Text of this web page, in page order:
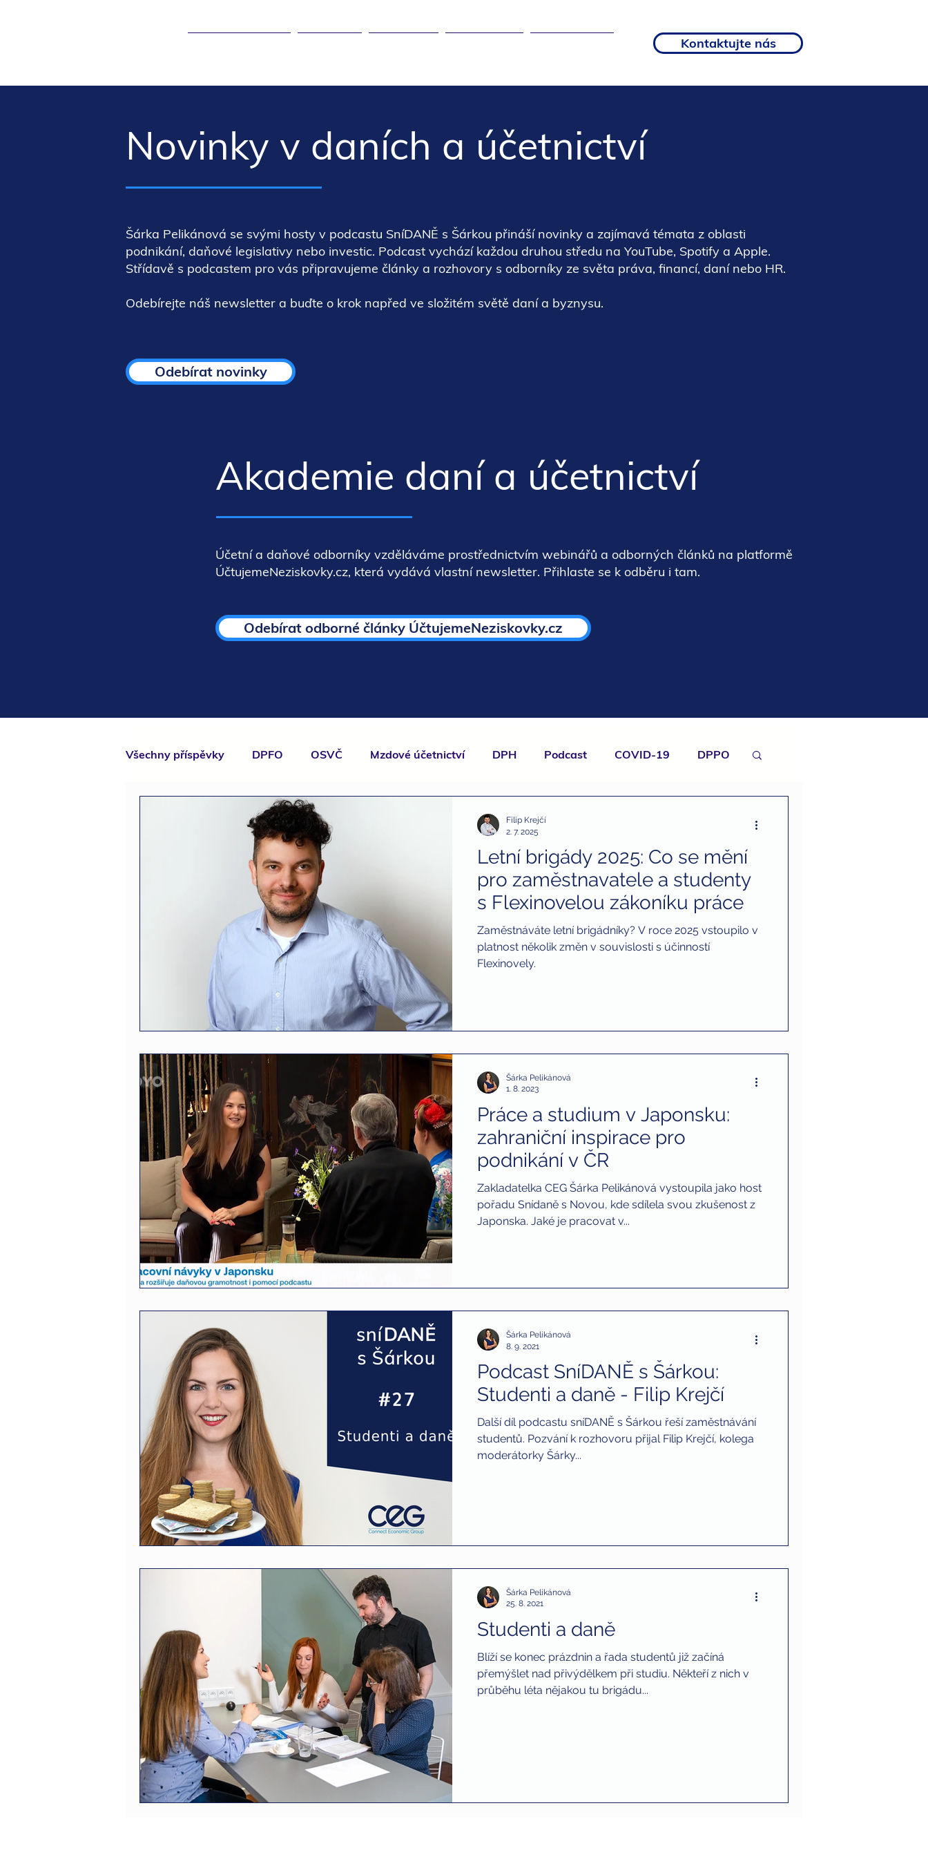
Kontaktujte nás
Novinky v daních a účetnictví
Šárka Pelikánová se svými hosty v podcastu SníDANĚ s Šárkou přináší novinky a zajímavá témata z oblasti
podnikání, daňové legislativy nebo investic. Podcast vychází každou druhou středu na YouTube, Spotify a Apple.
Střídavě s podcastem pro vás připravujeme články a rozhovory s odborníky ze světa práva, financí, daní nebo HR.
Odebírejte náš newsletter a buďte o krok napřed ve složitém světě daní a byznysu.
Odebírat novinky
Akademie daní a účetnictví
Účetní a daňové odborníky vzděláváme prostřednictvím webinářů a odborných článků na platformě
ÚčtujemeNeziskovky.cz, která vydává vlastní newsletter. Přihlaste se k odběru i tam.
Odebírat odborné články ÚčtujemeNeziskovky.cz
Všechny příspěvky DPFO OSVČ Mzdové účetnictví DPH Podcast COVID-19 DPPO
NNO S.R.O.
kompenzace finanční poradenství finanční gramotnost
rozvojový program studenti brigády a daně
zdravotní postižení zaměstnávání zdravotně postižených
Letní brigády 2025: Co se mění
pro zaměstnavatele a studenty
s Flexinovelou zákoníku práce
Zaměstnáváte letní brigádníky? V roce 2025 vstoupilo v
platnost několik změn v souvislosti s účinností
Flexinovely.
Filip Krejčí
2. 7. 2025
Práce a studium v Japonsku:
zahraniční inspirace pro
podnikání v ČR
Zakladatelka CEG Šárka Pelikánová vystoupila jako host
pořadu Snídaně s Novou, kde sdílela svou zkušenost z
Japonska. Jaké je pracovat v...
Šárka Pelikánová
1. 8. 2023
Podcast SníDANĚ s Šárkou:
Studenti a daně - Filip Krejčí
Další díl podcastu sníDANĚ s Šárkou řeší zaměstnávání
studentů. Pozvání k rozhovoru přijal Filip Krejčí, kolega
moderátorky Šárky...
Šárka Pelikánová
8. 9. 2021
Studenti a daně
Blíží se konec prázdnin a řada studentů již začíná
přemýšlet nad přivýdělkem při studiu. Někteří z nich v
průběhu léta nějakou tu brigádu...
Šárka Pelikánová
25. 8. 2021